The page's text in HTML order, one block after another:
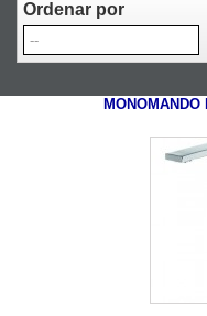
Ordenar por